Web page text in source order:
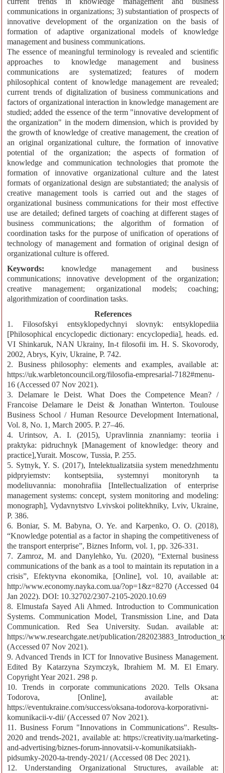
communications in organizations; 3) substantiation of prospects of
innovative development of the organization on the basis of
formation of adaptive organizational models of knowledge
management and business communications.
The essence of meaningful terminology is revealed and scientific
approaches to knowledge management and business
communications are systematized; features of modern
philosophical content of knowledge management are revealed;
current trends of digitalization of business communications and
factors of organizational interaction in knowledge management are
studied; added the essence of the term "innovative development of
the organization" in the modern dimension, which is provided by
the growth of knowledge of creative management, the creation of
an original organizational culture, the formation of innovative
potential of the organization; the aspects of formation of
knowledge and communication technologies that promote the
formation of innovative organizational culture and the latest
formats of organizational design are substantiated; the analysis of
creative management tools is carried out and the stages of
organizational business communications for their most effective
use are detailed; defined targets of coaching at different stages of
business communications; the algorithm of formation of
coordination tasks for the purpose of unification of operations of
technology of management and formation of original design of
organizational culture is offered.
Keywords:
knowledge management and business
communications; innovative development of the organization;
creative management; organizational models; coaching;
algorithmization of coordination tasks.
References
1. Filosofskyi entsyklopedychnyi slovnyk: entsyklopediia
[Philosophical encyclopedic dictionary: encyclopedia], heads. ed.
VI Shinkaruk, NAN Ukrainy, In-t filosofii im. H. S. Skovorody,
2002, Abrys, Kyiv, Ukraine, P. 742.
2. Business philosophy: elements and examples, available at:
https://uk.warbletoncouncil.org/filosofia-empresarial-7182#menu-
16 (Accessed 07 Nov 2021).
3. Delamare le Deist. What Does the Competence Mean? /
Francoise Delamare le Deist & Jonathan Winterton. Toulouse
Business School / Human Resource Development International,
Vol. 8, No. 1, March 2005. P. 27–46.
4. Urintsov, A. I. (2015), Upravlinnia znanniamy: teoriia i
praktyka: pidruchnyk [Management of knowledge: theory and
practice],Yurait. Moscow, Tussia, P. 255.
5. Sytnyk, Y. S. (2017), Intelektualizatsiia system menedzhmentu
pidpryiemstv: kontseptsiia, systemnyi monitorynh ta
modeliuvannia: monohrafiia [Intellectualization of enterprise
management systems: concept, system monitoring and modeling:
monograph], Vydavnytstvo Lvivskoi politekhniky, Lviv, Ukraine,
P. 386.
6. Boniar, S. M. Babyna, O. Ye. and Karpenko, O. O. (2018),
“Knowledge potential as a factor in shaping the competitiveness of
the transport enterprise”, Biznes Inform, vol. 1, pp. 326-331.
7. Zamroz, M. and Danуlehko, Yu. (2020), “External business
communications of the bank as a tool to maintain its reputation in a
crisis”, Efektyvna ekonomika, [Online], vol. 10, available at:
http://www.economy.nayka.com.ua/?op=1&z=8270 (Accessed 04
Jan 2022). DOI: 10.32702/2307-2105-2020.10.69
8. Elmustafa Sayed Ali Ahmed. Introduction to Communication
Systems. Communication Model, Transmission Line, and Data
Communication. Red Sea University. Sudan. available at:
https://www.researchgate.net/publication/
(Accessed 07 Nov 2021).
9. Advanced Trends in ICT for Innovative Business Management.
Edited By Katarzyna Szymczyk, Ibrahiem M. M. El Emary.
Copyright Year 2021. 298 p.
10. Trends in corporate communications 2020. Tells Oksana
Todorova, [Online], available at:
https://eventukraine.com/success/oksana-todorova-korporativni-
komunikacii-v-dii/ (Accessed 07 Nov 2021).
11. Business Forum "Innovations in Communications". Results-
2020 and trends-2021, available at: https://creativity.ua/marketing-
and-advertising/biznes-forum-innovatsii-v-komunikatsiiakh-
pidsumky-2020-ta-trendy-2021/ (Accessed 08 Dec 2021).
12. Understanding Organizational Structures, available at: